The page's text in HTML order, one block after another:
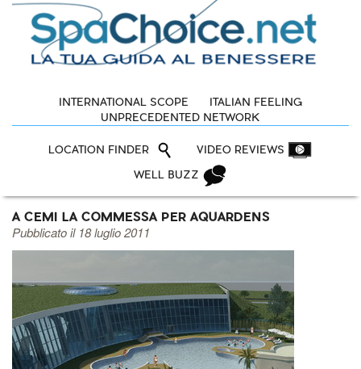
INTERNATIONAL SCOPE
ITALIAN FEELING
UNPRECEDENTED NETWORK
LOCATION FINDER VIDEO REVIEWS
WELL BUZZ
A CEMI LA COMMESSA PER AQUARDENS
Pubblicato il 18 luglio 2011